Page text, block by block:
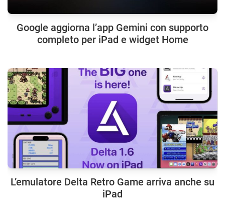
Google aggiorna l’app Gemini con supporto
completo per iPad e widget Home
L’emulatore Delta Retro Game arriva anche su
iPad